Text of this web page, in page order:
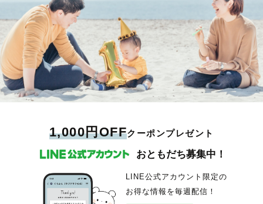
1,000円OFFクーポンプレゼント
おともだち募集中！
LINE公式アカウント限定の
お得な情報を毎週配信！